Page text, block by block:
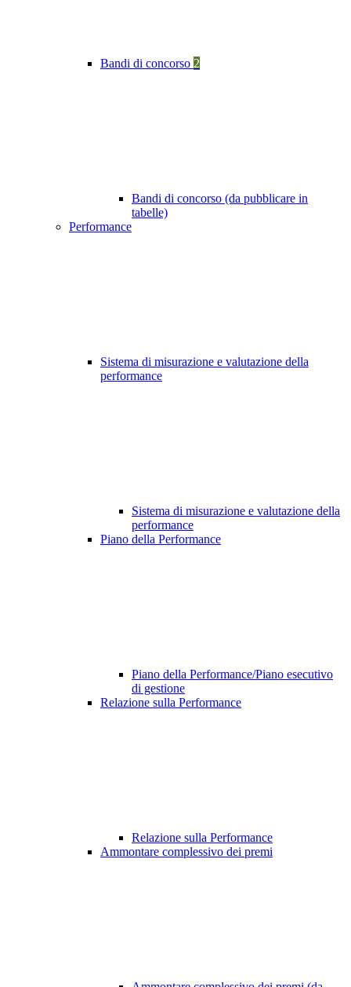
Bandi di concorso 2
Bandi di concorso (da pubblicare in
tabelle)
Performance
Sistema di misurazione e valutazione della
performance
Sistema di misurazione e valutazione della
performance
Piano della Performance
Piano della Performance/Piano esecutivo
di gestione
Relazione sulla Performance
Relazione sulla Performance
Ammontare complessivo dei premi